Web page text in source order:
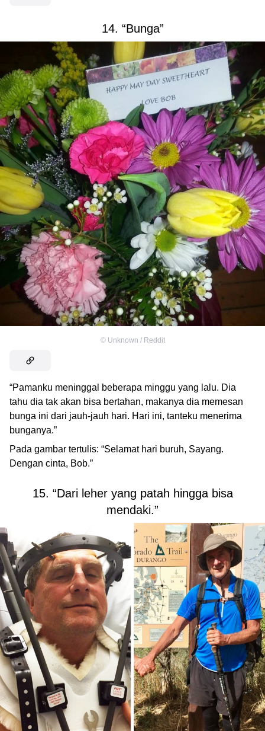
14. “Bunga”
© Unknown / Reddit
“Pamanku meninggal beberapa minggu yang lalu. Dia
tahu dia tak akan bisa bertahan, makanya dia memesan
bunga ini dari jauh-jauh hari. Hari ini, tanteku menerima
bunganya.”
Pada gambar tertulis: “Selamat hari buruh, Sayang.
Dengan cinta, Bob.”
15. “Dari leher yang patah hingga bisa
mendaki.”